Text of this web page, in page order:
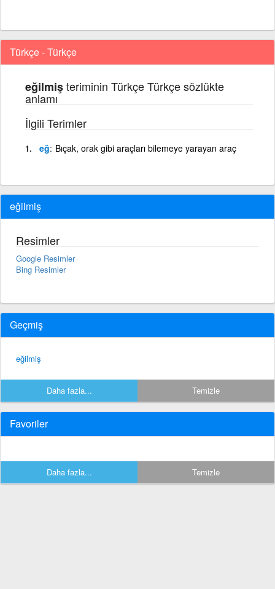
Türkçe - Türkçe
eğilmişteriminin Türkçe Türkçe sözlükte
anlamı
İlgili Terimler
eğ Bıçak, orak gibi araçları bilemeye yarayan araç
eğilmiş
Resimler
Google Resimler
Bing Resimler
Geçmiş
eğilmiş
Daha fazla... Temizle
Favoriler
Daha fazla... Temizle